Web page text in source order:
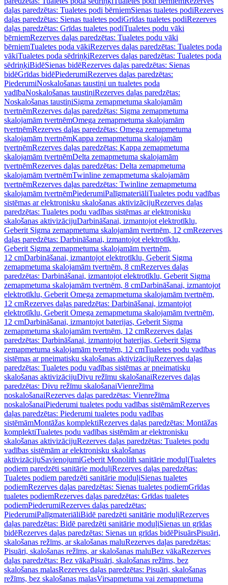
daļas paredzētas: Tualetes podi bērniemSienas tualetes podiRezerves
daļas paredzētas: Sienas tualetes podiGrīdas tualetes podiRezerves
daļas paredzētas: Grīdas tualetes podiTualetes podu vāki
bērniemRezerves daļas paredzētas: Tualetes podu vāki
bērniemTualetes poda vākiRezerves daļas paredzētas: Tualetes poda
vākiTualetes poda sēdriņķiRezerves daļas paredzētas: Tualetes poda
sēdriņķiBidēSienas bidēRezerves daļas paredzētas: Sienas
bidēGrīdas bidēPiederumiRezerves daļas paredzētas:
PiederumiNoskalošanas taustiņi un tualetes poda
vadībaNoskalošanas taustiņiRezerves daļas paredzētas:
Noskalošanas taustiņiSigma zemapmetuma skalojamām
tvertnēmRezerves daļas paredzētas: Sigma zemapmetuma
skalojamām tvertnēmOmega zemapmetuma skalojamām
tvertnēmRezerves daļas paredzētas: Omega zemapmetuma
skalojamām tvertnēmKappa zemapmetuma skalojamām
tvertnēmRezerves daļas paredzētas: Kappa zemapmetuma
skalojamām tvertnēmDelta zemapmetuma skalojamām
tvertnēmRezerves daļas paredzētas: Delta zemapmetuma
skalojamām tvertnēmTwinline zemapmetuma skalojamām
tvertnēmRezerves daļas paredzētas: Twinline zemapmetuma
skalojamām tvertnēmPiederumiPalīgmateriāliTualetes podu vadības
sistēmas ar elektronisku skalošanas aktivizācijuRezerves daļas
paredzētas: Tualetes podu vadības sistēmas ar elektronisku
skalošanas aktivizācijuDarbināšanai, izmantojot elektrotīklu,
Geberit Sigma zemapmetuma skalojamām tvertnēm, 12 cmRezerves
daļas paredzētas: Darbināšanai, izmantojot elektrotīklu,
Geberit Sigma zemapmetuma skalojamām tvertnēm,
12 cmDarbināšanai, izmantojot elektrotīklu, Geberit Sigma
zemapmetuma skalojamām tvertnēm, 8 cmRezerves daļas
paredzētas: Darbināšanai, izmantojot elektrotīklu, Geberit Sigma
zemapmetuma skalojamām tvertnēm, 8 cmDarbināšanai, izmantojot
elektrotīklu, Geberit Omega zemapmetuma skalojamām tvertnēm,
12 cmRezerves daļas paredzētas: Darbināšanai, izmantojot
elektrotīklu, Geberit Omega zemapmetuma skalojamām tvertnēm,
12 cmDarbināšanai, izmantojot baterijas, Geberit Sigma
zemapmetuma skalojamām tvertnēm, 12 cmRezerves daļas
paredzētas: Darbināšanai, izmantojot baterijas, Geberit Sigma
zemapmetuma skalojamām tvertnēm, 12 cmTualetes podu vadības
sistēmas ar pneimatisku skalošanas aktivizācijuRezerves daļas
paredzētas: Tualetes podu vadības sistēmas ar pneimatisku
skalošanas aktivizācijuDivu režīmu skalošanaiRezerves daļas
paredzētas: Divu režīmu skalošanaiVienrežīma
noskalošanaiRezerves daļas paredzētas: Vienrežīma
noskalošanaiPiederumi tualetes podu vadības sistēmāmRezerves
daļas paredzētas: Piederumi tualetes podu vadības
sistēmāmMontāžas komplektiRezerves daļas paredzētas: Montāžas
komplektiTualetes podu vadības sistēmām ar elektronisku
skalošanas aktivizācijuRezerves daļas paredzētas: Tualetes podu
vadības sistēmām ar elektronisku skalošanas
aktivizācijuSavienojumiGeberit Monolith sanitārie moduļiTualetes
podiem paredzēti sanitārie moduļiRezerves daļas paredzētas:
Tualetes podiem paredzēti sanitārie moduļiSienas tualetes
podiemRezerves daļas paredzētas: Sienas tualetes podiemGrīdas
tualetes podiemRezerves daļas paredzētas: Grīdas tualetes
podiemPiederumiRezerves daļas paredzētas:
PiederumiPalīgmateriāliBidē paredzēti sanitārie moduļiRezerves
daļas paredzētas: Bidē paredzēti sanitārie moduļiSienas un grīdas
bidēRezerves daļas paredzētas: Sienas un grīdas bidēPisuārsPisuāri,
skalošanas režīms, ar skalošanas maluRezerves daļas paredzētas:
Pisuāri, skalošanas režīms, ar skalošanas maluBez vākaRezerves
daļas paredzētas: Bez vākaPisuāri, skalošanas režīms, bez
skalošanas malasRezerves daļas paredzētas: Pisuāri, skalošanas
režīms, bez skalošanas malasVirsapmetuma vai zemapmetuma